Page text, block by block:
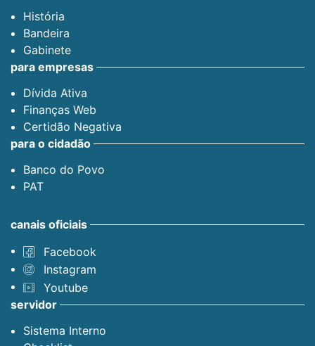
História
Bandeira
Gabinete
para empresas
Dívida Ativa
Finanças Web
Certidão Negativa
para o cidadão
Banco do Povo
PAT
canais oficiais
Facebook
Instagram
Youtube
servidor
Sistema Interno